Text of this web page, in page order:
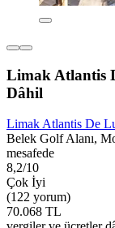
Limak Atlantis
Dâhil
Limak Atlantis De
Belek Golf Alanı,
mesafede
8,2/10
Çok İyi
(122 yorum)
70.068 TL